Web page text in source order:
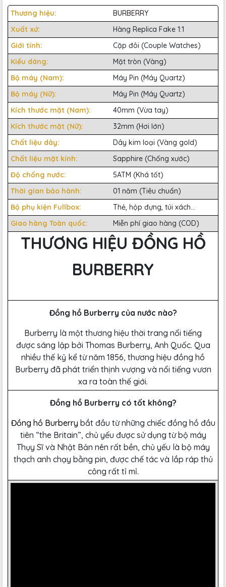
Thương hiệu:
BURBERRY
Xuất xứ:
Hàng Replica Fake 1:1
Giới tính:
Cặp đôi (Couple Watches)
Kiểu dáng:
Mặt tròn (Vàng)
Bộ máy (Nam):
Máy Pin (Máy Quartz)
Bộ máy (Nữ):
Máy Pin (Máy Quartz)
Kích thước mặt (Nam):
40mm (Vừa tay)
Kích thước mặt (Nữ):
32mm (Hơi lớn)
Chất liệu dây:
Dây kim loại (Vàng gold)
Chất liệu mặt kính:
Sapphire (Chống xước)
Độ chống nước:
5ATM (Khá tốt)
Thời gian bảo hành:
01 năm (Tiêu chuẩn)
Bộ phụ kiện Fullbox:
Thẻ, hộp đựng, túi xách...
Giao hàng Toàn quốc:
Miễn phí giao hàng (COD)
THƯƠNG HIỆU ĐỒNG HỒ
BURBERRY
Đồng hồ Burberry của nước nào?
Burberry là một thương hiệu thời trang nổi tiếng
được sáng lập bởi Thomas Burberry, Anh Quốc. Qua
nhiều thế kỷ kể từ năm 1856, thương hiệu đồng hồ
Burberry đã phát triển thịnh vượng và nổi tiếng vươn
xa ra toàn thế giới.
Đồng hồ Burberry có tốt không?
Đồng hồ Burberry bắt đầu từ những chiếc đồng hồ đầu
tiên “the Britain”, chủ yếu được sử dụng từ bộ máy
Thụy Sĩ và Nhật Bản nên rất bền, chủ yếu là bộ máy
thạch anh chạy bằng pin, được chế tác và lắp ráp thủ
công rất tỉ mỉ.